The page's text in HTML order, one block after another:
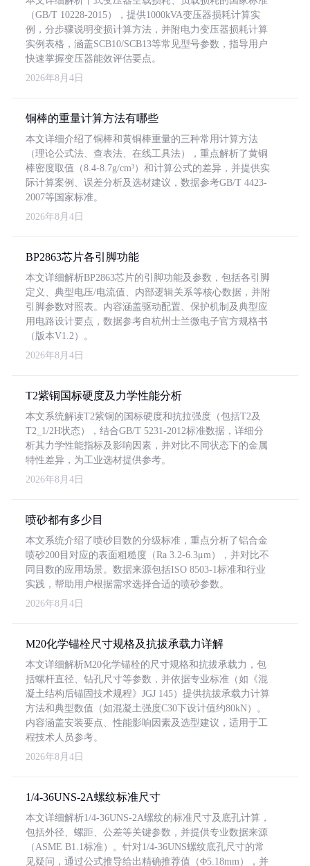
（GB/T 10228-2015），提供1000kVA变压器损耗计算实
例，分步骤说明变损计算方法，并附电力变压器损耗计算
实例表格，涵盖SCB10/SCB13等常见型号参数，指导用户
快速掌握变压器能效评估要点。
2026年8月4日
铜棒的重量计算方法有哪些
本文详细介绍了铜棒和黄铜棒重量的三种常用计算方法
（理论公式法、查表法、在线工具法），重点解析了黄铜
棒密度取值（8.4-8.7g/cm³）和计算公式的差异，并提供实
际计算案例、误差分析及选材建议，数据参考GB/T 4423-
2007等国家标准。
2026年8月4日
BP2863芯片各引脚功能
本文详细解析BP2863芯片的引脚功能及参数，包括各引脚
定义、典型电压/电流值、内部逻辑关系等核心数据，并附
引脚参数对照表。内容涵盖驱动配置、保护机制及典型应
用电路设计要点，数据参考自杭州士兰微电子官方规格书
（版本V1.2）。
2026年8月4日
T2紫铜国标硬度及力学性能分析
本文系统解读T2紫铜的国标硬度和抗拉强度（包括T2及
T2_1/2H状态），结合GB/T 5231-2012标准数据，详细分
析其力学性能指标及影响因素，并对比不同状态下的金属
特性差异，为工业选材提供参考。
2026年8月4日
喷砂都有多少目
本文系统介绍了喷砂目数的分级标准，重点分析了铝合金
喷砂200目对应的表面粗糙度（Ra 3.2-6.3μm），并对比不
同目数的应用场景。数据来源包括ISO 8503-1标准和行业
实践，帮助用户根据需求选择合适的喷砂参数。
2026年8月4日
M20化学锚栓尺寸规格及抗拔承载力详解
本文详细解析M20化学锚栓的尺寸规格和抗拔承载力，包
括螺杆直径、钻孔尺寸等参数，并依据专业标准（如《混
凝土结构后锚固技术规程》JGJ 145）提供抗拔承载力计算
方法和典型数值（如混凝土强度C30下设计值约80kN）。
内容涵盖安装要点、性能影响因素及选型建议，适用于工
程技术人员参考。
2026年8月4日
1/4-36UNS-2A螺纹标准尺寸
本文详细解析1/4-36UNS-2A螺纹的标准尺寸及底孔计算，
包括外径、螺距、公差等关键参数，并提供专业数据来源
（ASME B1.1标准）。针对1/4-36UNS螺纹底孔尺寸的常
见疑问，通过公式推导给出精确推荐值（Φ5.18mm），并